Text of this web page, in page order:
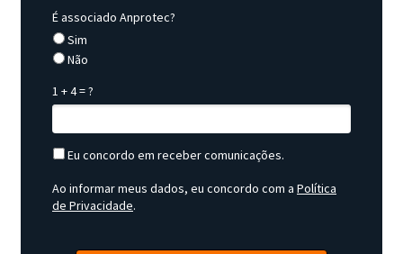
É associado Anprotec?
Sim
Não
1 + 4 = ?
Eu concordo em receber comunicações.
Ao informar meus dados, eu concordo com a Política
de Privacidade.